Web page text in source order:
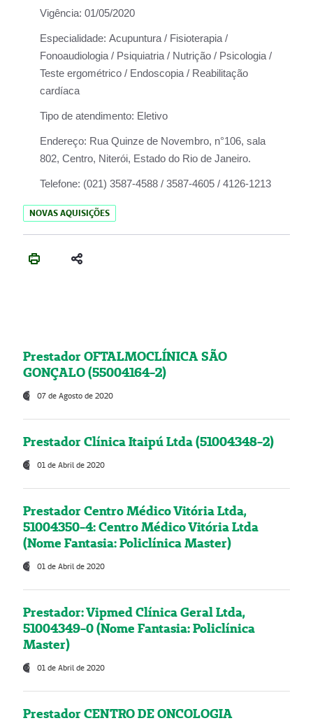
Vigência: 01/05/2020
Especialidade: Acupuntura / Fisioterapia /
Fonoaudiologia / Psiquiatria / Nutrição / Psicologia /
Teste ergométrico / Endoscopia / Reabilitação
cardíaca
Tipo de atendimento: Eletivo
Endereço: Rua Quinze de Novembro, n°106, sala
802, Centro, Niterói, Estado do Rio de Janeiro.
Telefone: (021) 3587-4588 / 3587-4605 / 4126-1213
NOVAS AQUISIÇÕES
Prestador OFTALMOCLÍNICA SÃO
GONÇALO (55004164-2)
07 de Agosto de 2020
Prestador Clínica Itaipú Ltda (51004348-2)
01 de Abril de 2020
Prestador Centro Médico Vitória Ltda,
51004350-4: Centro Médico Vitória Ltda
(Nome Fantasia: Policlínica Master)
01 de Abril de 2020
Prestador: Vipmed Clínica Geral Ltda,
51004349-0 (Nome Fantasia: Policlínica
Master)
01 de Abril de 2020
Prestador CENTRO DE ONCOLOGIA